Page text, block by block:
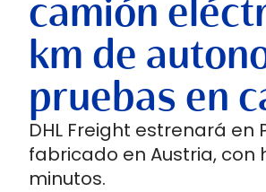
camión
km de
pruebas en
DHL Freight estrenará
fabricado en Austria, con
minutos.